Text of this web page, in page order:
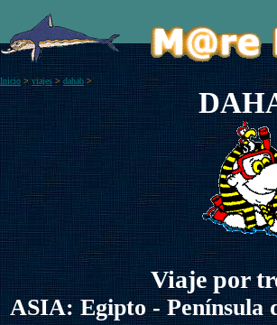
Inicio >viajes>dahab>
Viaje por
ASIA: Egipto - Península